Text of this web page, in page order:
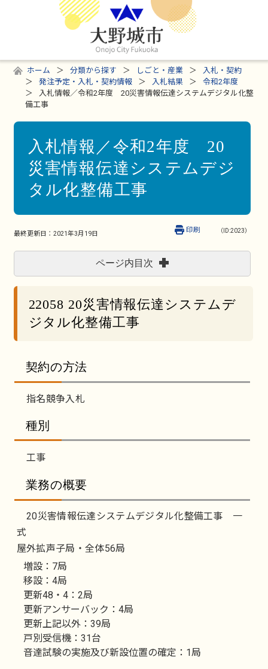
ホーム 分類から探す しごと・産業
入札・契約
発注予定・入札・契約情報
入札結果
令和2年度
入札情報／令和2年度 20災害情報伝達システムデジタル化整
備工事
入札情報／令和2年度 20
災害情報伝達システムデジ
タル化整備工事
最終更新日： 2021年3月19日 （ID:2023）
印刷
ページ内目次
22058 20災害情報伝達システムデ
ジタル化整備工事
契約の方法
指名競争入札
種別
工事
業務の概要
20災害情報伝達システムデジタル化整備工事 一
式
屋外拡声子局・全体56局
増設：7局
移設：4局
更新48・4：2局
更新アンサーバック：4局
更新上記以外：39局
戸別受信機：31台
音達試験の実施及び新設位置の確定：1局